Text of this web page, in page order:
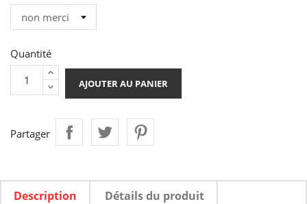
Quantité
AJOUTER AU PANIER
Partager
Description Détails du produit